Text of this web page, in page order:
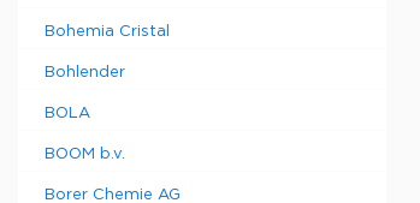
Bohemia Cristal
Bohlender
BOLA
BOOM b.v.
Borer Chemie AG